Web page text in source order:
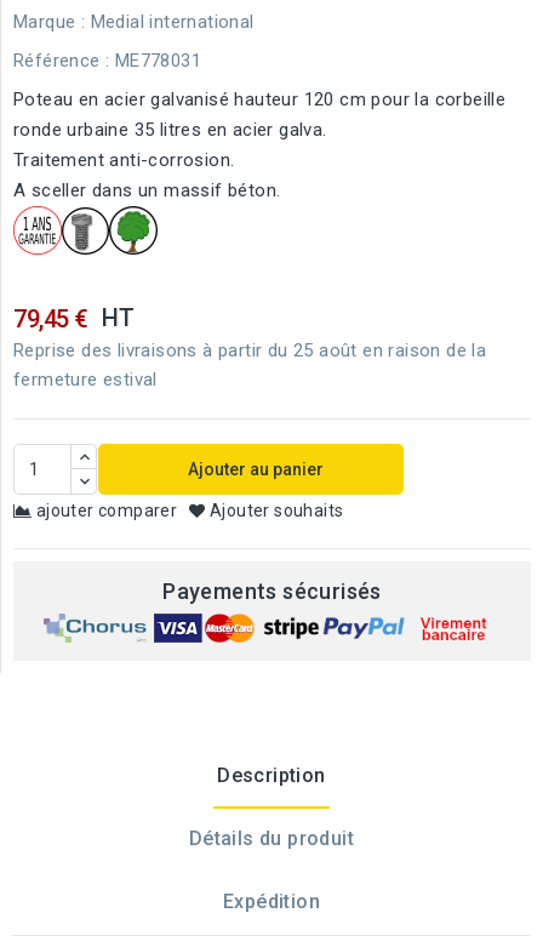
Marque : Medial international
Référence : ME778031
Poteau en acier galvanisé hauteur 120 cm pour la corbeille
ronde urbaine 35 litres en acier galva.
Traitement anti-corrosion.
A sceller dans un massif béton.
79,45 € HT
Reprise des livraisons à partir du 25 août en raison de la
fermeture estival
Ajouter au panier
ajouter comparer Ajouter souhaits
Payements sécurisés
Description
Détails du produit
Expédition